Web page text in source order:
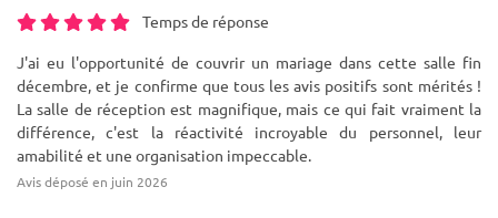
Temps de réponse
J'ai eu l'opportunité de couvrir un mariage dans cette salle fin
décembre, et je confirme que tous les avis positifs sont mérités !
La salle de réception est magnifique, mais ce qui fait vraiment la
différence, c'est la réactivité incroyable du personnel, leur
amabilité et une organisation impeccable.
Avis déposé en juin 2026